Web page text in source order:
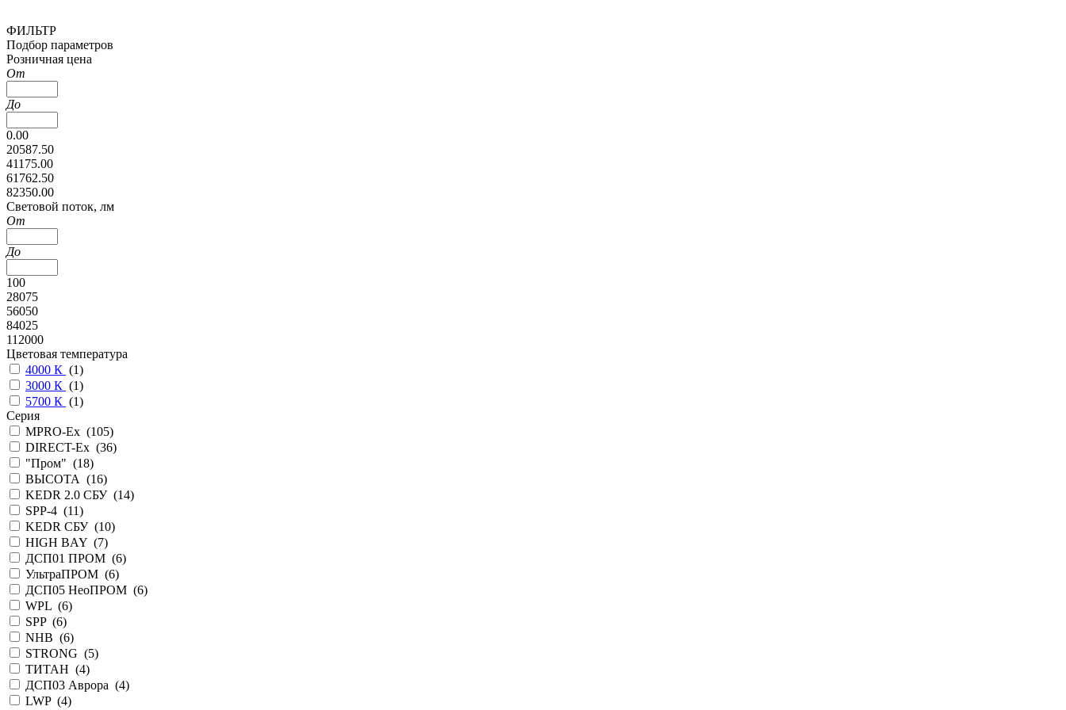
ФИЛЬТР
Подбор параметров
Розничная цена
От
До
0.00
20587.50
41175.00
61762.50
82350.00
Cветовой поток, лм
От
До
100
28075
56050
84025
112000
Цветовая температура
4000 К (1)
3000 К (1)
5700 К (1)
Серия
MPRO-Ex (105)
DIRECT-Ex (36)
"Пром" (18)
ВЫСОТА (16)
KEDR 2.0 СБУ (14)
SPP-4 (11)
KEDR СБУ (10)
HIGH BAY (7)
ДСП01 ПРОМ (6)
УльтраПРОМ (6)
ДСП05 НеоПРОМ (6)
WPL (6)
SPP (6)
NHB (6)
STRONG (5)
ТИТАН (4)
ДСП03 Аврора (4)
LWP (4)